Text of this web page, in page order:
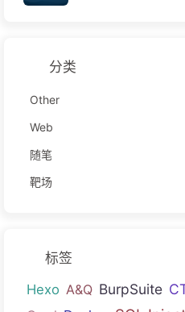
分类
Other
Web
随笔
靶场
标签
Hexo A&Q BurpSuite